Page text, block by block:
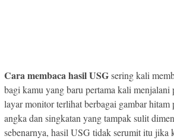
Cara membaca hasil USGsering kali
bagi kamu yang baru pertama kali
layar monitor terlihat berbagai gambar hitam
angka dan singkatan yang tampak sulit
sebenarnya, hasil USG tidak serumit itu jika